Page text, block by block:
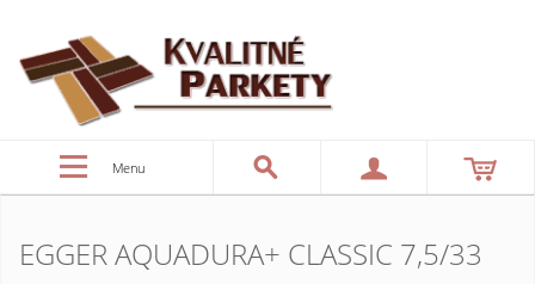
Menu
EGGER AQUADURA+ CLASSIC 7,5/33